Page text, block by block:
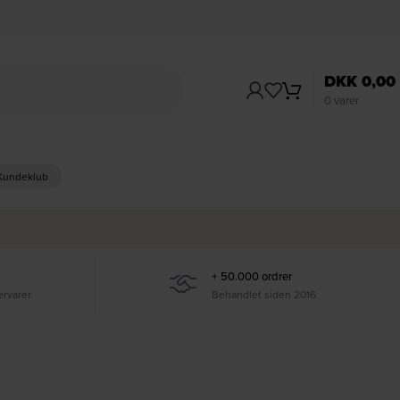
0 varer
DKK0,00
+ 50.000 ordrer
Behandlet siden 2016